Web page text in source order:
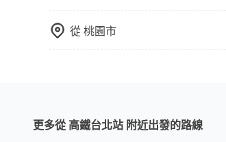
從桃園市
更多從 高鐵台北站 附近出發的路線